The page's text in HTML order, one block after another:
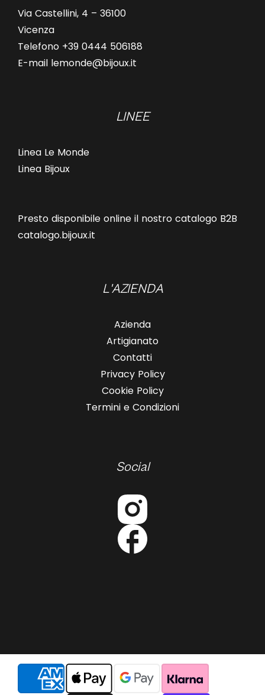
Via Castellini, 4 – 36100
Vicenza
Telefono +39 0444 506188
E-mail lemonde@bijoux.it
LINEE
Linea Le Monde
Linea Bijoux
Presto disponibile online il nostro catalogo B2B
catalogo.bijoux.it
L'AZIENDA
Azienda
Artigianato
Contatti
Privacy Policy
Cookie Policy
Termini e Condizioni
Social